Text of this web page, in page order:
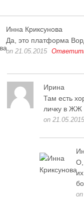
Инна Криксунова
Да, это платформа
on 21.05.2015
Ирина
Там есть
личку в ЖЖ
on 21.05.2015
О,